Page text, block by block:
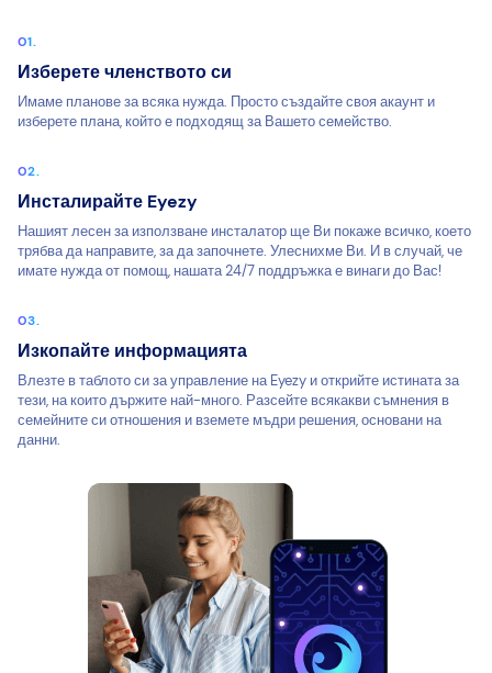
Изберете членството си
Имаме планове за всяка нужда. Просто създайте своя акаунт и
изберете плана, който е подходящ за Вашето семейство.
Инсталирайте Eyezy
Нашият лесен за използване инсталатор ще Ви покаже всичко, което
трябва да направите, за да започнете. Улеснихме Ви. И в случай, че
имате нужда от помощ, нашата 24/7 поддръжка е винаги до Вас!
Изкопайте информацията
Влезте в таблото си за управление на Eyezy и открийте истината за
тези, на които държите най-много. Разсейте всякакви съмнения в
семейните си отношения и вземете мъдри решения, основани на
данни.